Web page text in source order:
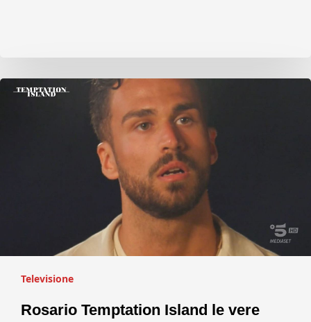
Televisione
Rosario Temptation Island le vere